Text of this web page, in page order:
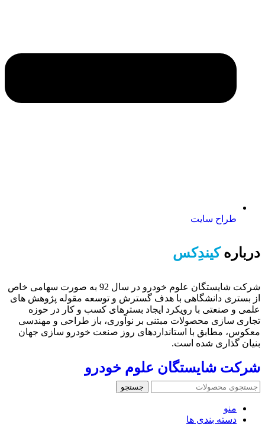
دربارهکیندِکس
شرکت شایستگان علوم خودرو در سال 92 به صورت سهامی خاص
از بستری دانشگاهی با هدف گسترش و توسعه مقوله پژوهش های
علمی و صنعتی با رویکرد ایجاد بسترهای کسب و کار در حوزه
تجاری سازی محصولات مبتنی بر نوآوری، باز طراحی و مهندسی
معکوس، مطابق با استانداردهای روز صنعت خودرو سازی جهان
بنیان گذاری شده است.
طراح سایت
شرکت شایستگان علوم خودرو
جستجو
منو
دسته بندی ها